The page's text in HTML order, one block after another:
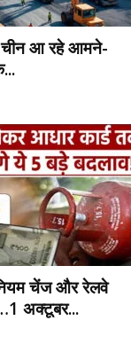
चीन आ रहे आमने-
चेंज और रेलवे
अक्टूबर...